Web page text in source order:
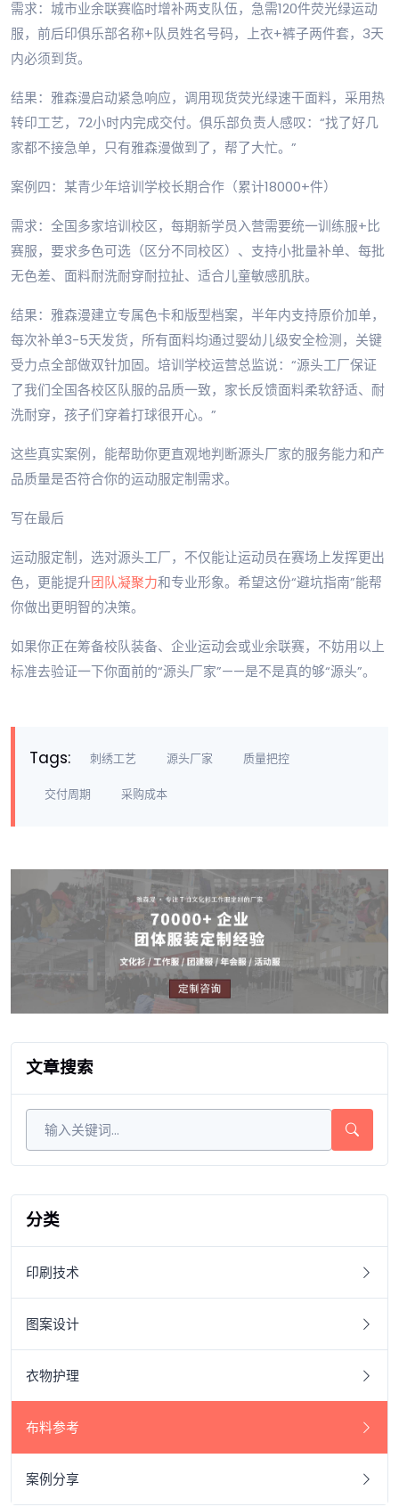
需求：城市业余联赛临时增补两支队伍，急需120件荧光绿运动
服，前后印俱乐部名称+队员姓名号码，上衣+裤子两件套，3天
内必须到货。
结果：雅森漫启动紧急响应，调用现货荧光绿速干面料，采用热
转印工艺，72小时内完成交付。俱乐部负责人感叹：“找了好几
家都不接急单，只有雅森漫做到了，帮了大忙。”
案例四：某青少年培训学校长期合作（累计18000+件）
需求：全国多家培训校区，每期新学员入营需要统一训练服+比
赛服，要求多色可选（区分不同校区）、支持小批量补单、每批
无色差、面料耐洗耐穿耐拉扯、适合儿童敏感肌肤。
结果：雅森漫建立专属色卡和版型档案，半年内支持原价加单，
每次补单3-5天发货，所有面料均通过婴幼儿级安全检测，关键
受力点全部做双针加固。培训学校运营总监说：“源头工厂保证
了我们全国各校区队服的品质一致，家长反馈面料柔软舒适、耐
洗耐穿，孩子们穿着打球很开心。”
这些真实案例，能帮助你更直观地判断源头厂家的服务能力和产
品质量是否符合你的运动服定制需求。
写在最后
运动服定制，选对源头工厂，不仅能让运动员在赛场上发挥更出
色，更能提升团队凝聚力和专业形象。希望这份“避坑指南”能帮
你做出更明智的决策。
如果你正在筹备校队装备、企业运动会或业余联赛，不妨用以上
标准去验证一下你面前的“源头厂家”——是不是真的够“源头”。
Tags: 刺绣工艺 源头厂家 质量把控
交付周期 采购成本
文章搜索
分类
印刷技术
图案设计
衣物护理
布料参考
案例分享